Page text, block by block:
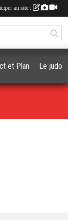
et Plan Le judo
au site :